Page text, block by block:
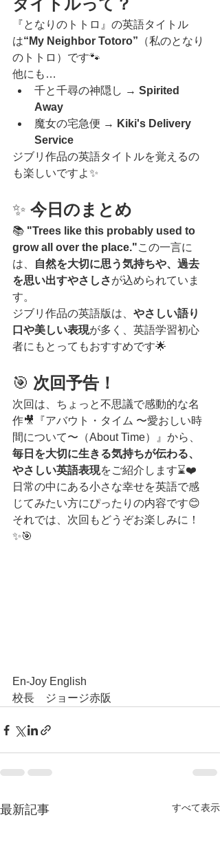
タイトルって？
『となりのトトロ』の英語タイトル
は“My Neighbor Totoro” （私のとなり
のトトロ）です🐾
他にも…
千と千尋の神隠し → Spirited
Away
魔女の宅急便 → Kiki's Delivery
Service
ジブリ作品の英語タイトルを覚えるの
も楽しいですよ✨
✨ 今日のまとめ
📚 "Trees like this probably used to
grow all over the place."この一言に
は、
自然を大切に思う気持ちや、過去
を思い出すやさしさが込められていま
す。
ジブリ作品の英語版は、 やさしい語り
口や美しい表現が多く、英語学習初心
者にもとってもおすすめです🌟
🎯 次回予告！
次回は、ちょっと不思議で感動的な名
作🎥『アバウト・タイム 〜愛おしい時
間について〜（About Time）』から、
毎日を大切に生きる気持ちが伝わる、
やさしい英語表現をご紹介します⌛❤️
日常の中にある小さな幸せを英語で感
じてみたい方にぴったりの内容です😊
それでは、次回もどうぞお楽しみに！
✨🎯
En-Joy English
校長　ジョージ赤阪
最新記事 すべて表示